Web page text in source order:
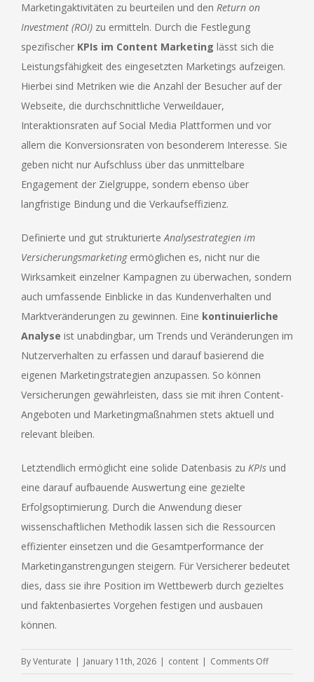
Marketingaktivitäten zu beurteilen und den Return on
Investment (ROI) zu ermitteln. Durch die Festlegung
spezifischer KPIs im Content Marketing lässt sich die
Leistungsfähigkeit des eingesetzten Marketings aufzeigen.
Hierbei sind Metriken wie die Anzahl der Besucher auf der
Webseite, die durchschnittliche Verweildauer,
Interaktionsraten auf Social Media Plattformen und vor
allem die Konversionsraten von besonderem Interesse. Sie
geben nicht nur Aufschluss über das unmittelbare
Engagement der Zielgruppe, sondern ebenso über
langfristige Bindung und die Verkaufseffizienz.
Definierte und gut strukturierteAnalysestrategien im
Versicherungsmarketingermöglichen es, nicht nur die
Wirksamkeit einzelner Kampagnen zu überwachen, sondern
auch umfassende Einblicke in das Kundenverhalten und
Marktveränderungen zu gewinnen. Eine kontinuierliche
Analyse ist unabdingbar, um Trends und Veränderungen im
Nutzerverhalten zu erfassen und darauf basierend die
eigenen Marketingstrategien anzupassen. So können
Versicherungen gewährleisten, dass sie mit ihren Content-
Angeboten und Marketingmaßnahmen stets aktuell und
relevant bleiben.
Letztendlich ermöglicht eine solide Datenbasis zu KPIs und
eine darauf aufbauende Auswertung eine gezielte
Erfolgsoptimierung. Durch die Anwendung dieser
wissenschaftlichen Methodik lassen sich die Ressourcen
effizienter einsetzen und die Gesamtperformance der
Marketinganstrengungen steigern. Für Versicherer bedeutet
dies, dass sie ihre Position im Wettbewerb durch gezieltes
und faktenbasiertes Vorgehen festigen und ausbauen
können.
ByVenturate | January 11th, 2026 | content | Comments Offon